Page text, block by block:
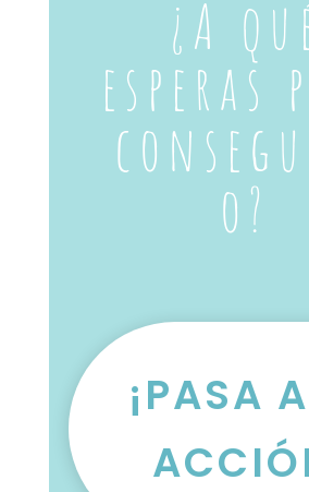
¿A
esperas
o?
¡PASA